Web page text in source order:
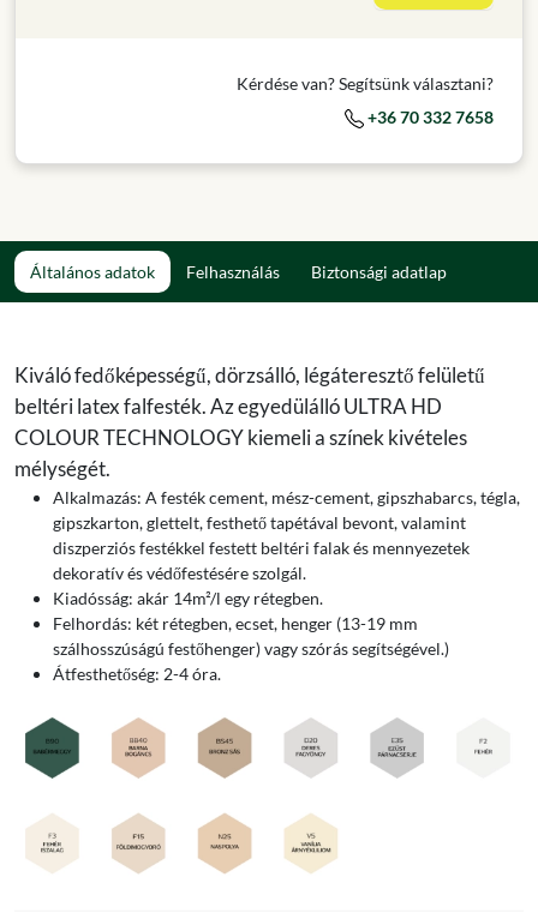
Kérdése van? Segítsünk választani?
+36 70 332 7658
Általános adatok Felhasználás Biztonsági adatlap
Kiváló fedőképességű, dörzsálló, légáteresztő felületű
beltéri latex falfesték. Az egyedülálló ULTRA HD
COLOUR TECHNOLOGY kiemeli a színek kivételes
mélységét.
Alkalmazás: A festék cement, mész-cement, gipszhabarcs, tégla,
gipszkarton, glettelt, festhető tapétával bevont, valamint
diszperziós festékkel festett beltéri falak és mennyezetek
dekoratív és védőfestésére szolgál.
Kiadósság: akár 14m²/l egy rétegben.
Felhordás: két rétegben, ecset, henger (13-19 mm
szálhosszúságú festőhenger) vagy szórás segítségével.)
Átfesthetőség: 2-4 óra.